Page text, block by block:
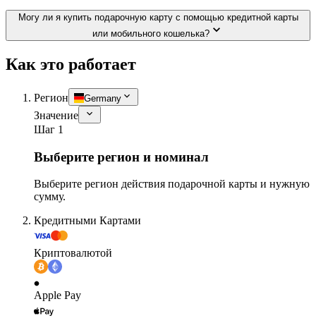
Могу ли я купить подарочную карту с помощью кредитной карты
или мобильного кошелька?
Как это работает
Регион Germany
Значение
Шаг 1
Выберите регион и номинал
Выберите регион действия подарочной карты и нужную
сумму.
Кредитными Картами
Криптовалютой
Apple Pay